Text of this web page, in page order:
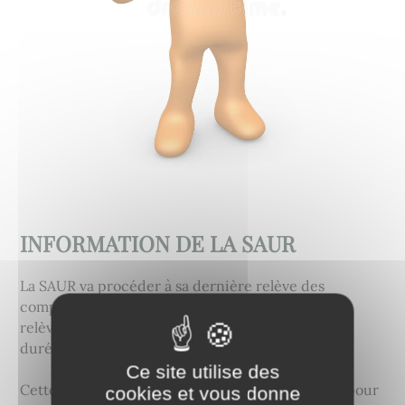
INFORMATION DE LA SAUR
La SAUR va procéder à sa dernière relève des
compteurs de fin de contrat dans jours à venir : la
relève commencera à partir du 15 juillet pour une
durée annoncée de 5 semaines.
Cette relève sera la base de facturation de SAUR pour
Ce site utilise des
cookies et vous donne